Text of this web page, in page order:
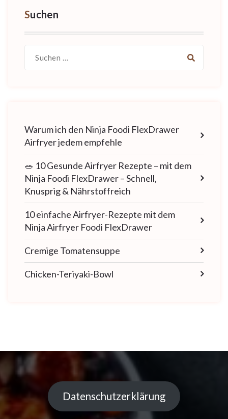
Suchen
nach:
Warum ich den Ninja Foodi FlexDrawer
Airfryer jedem empfehle
🥗 10 Gesunde Airfryer Rezepte – mit dem
Ninja Foodi FlexDrawer – Schnell,
Knusprig & Nährstoffreich
10 einfache Airfryer-Rezepte mit dem
Ninja Airfryer Foodi FlexDrawer
Cremige Tomatensuppe
Chicken-Teriyaki-Bowl
Datenschutzerklärung